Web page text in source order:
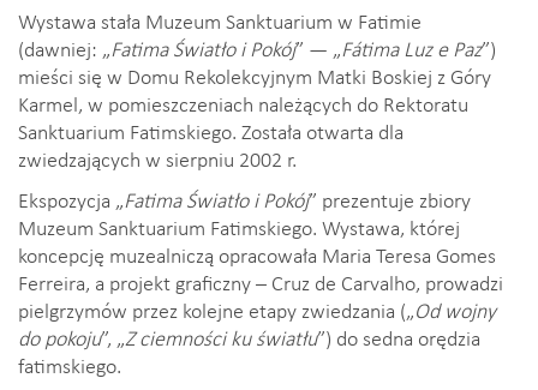
Wystawa stała Muzeum Sanktuarium w Fatimie
(dawniej: „Fatima Światło i Pokój” — „Fátima Luz e Paz”)
mieści się w Domu Rekolekcyjnym Matki Boskiej z Góry
Karmel, w pomieszczeniach należących do Rektoratu
Sanktuarium Fatimskiego. Została otwarta dla
zwiedzających w sierpniu 2002 r.
Ekspozycja „Fatima Światło i Pokój” prezentuje zbiory
Muzeum Sanktuarium Fatimskiego. Wystawa, której
koncepcję muzealniczą opracowała Maria Teresa Gomes
Ferreira, a projekt graficzny – Cruz de Carvalho, prowadzi
pielgrzymów przez kolejne etapy zwiedzania („Od wojny
do pokoju”, „Z ciemności ku światłu”) do sedna orędzia
fatimskiego.